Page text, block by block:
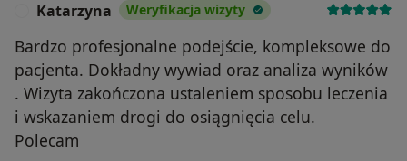
Katarzyna Weryfikacja wizyty
Bardzo profesjonalne podejście, kompleksowe do
pacjenta. Dokładny wywiad oraz analiza wyników
. Wizyta zakończona ustaleniem sposobu leczenia
i wskazaniem drogi do osiągnięcia celu.
Polecam